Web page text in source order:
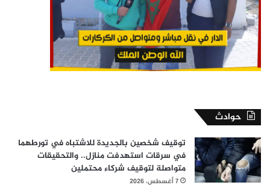
حوادث
توقيف شخصين بالجديدة للاشتباه في تورطهما
في سرقات استهدفت منازل.. والتحقيقات
متواصلة لتوقيف شركاء محتملين
7 أغسطس، 2026